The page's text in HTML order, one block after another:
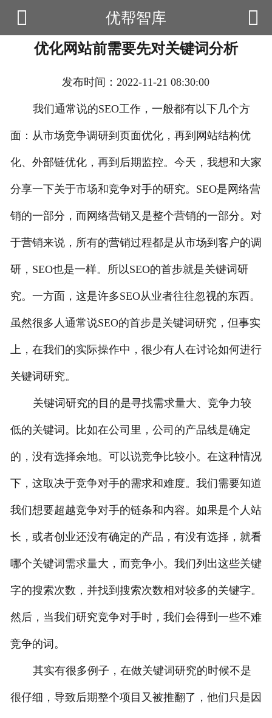
云产品
数据云查询
数据云监控
应用场景
优帮资讯
 优帮智库 
优化网站前需要先对关键词分析
发布时间：2022-11-21 08:30:00
我们通常说的SEO工作，一般都有以下几个方
面：从市场竞争调研到页面优化，再到网站结构优
化、外部链优化，再到后期监控。今天，我想和大家
分享一下关于市场和竞争对手的研究。SEO是网络营
销的一部分，而网络营销又是整个营销的一部分。对
于营销来说，所有的营销过程都是从市场到客户的调
研，SEO也是一样。所以SEO的首步就是关键词研
究。一方面，这是许多SEO从业者往往忽视的东西。
虽然很多人通常说SEO的首步是关键词研究，但事实
上，在我们的实际操作中，很少有人在讨论如何进行
关键词研究。
关键词研究的目的是寻找需求量大、竞争力较
低的关键词。比如在公司里，公司的产品线是确定
的，没有选择余地。可以说竞争比较小。在这种情况
下，这取决于竞争对手的需求和难度。我们需要知道
我们想要超越竞争对手的链条和内容。如果是个人站
长，或者创业还没有确定的产品，有没有选择，就看
哪个关键词需求量大，而竞争小。我们列出这些关键
字的搜索次数，并找到搜索次数相对较多的关键字。
然后，当我们研究竞争对手时，我们会得到一些不难
竞争的词。
其实有很多例子，在做关键词研究的时候不是
很仔细，导致后期整个项目又被推翻了，他们只是因